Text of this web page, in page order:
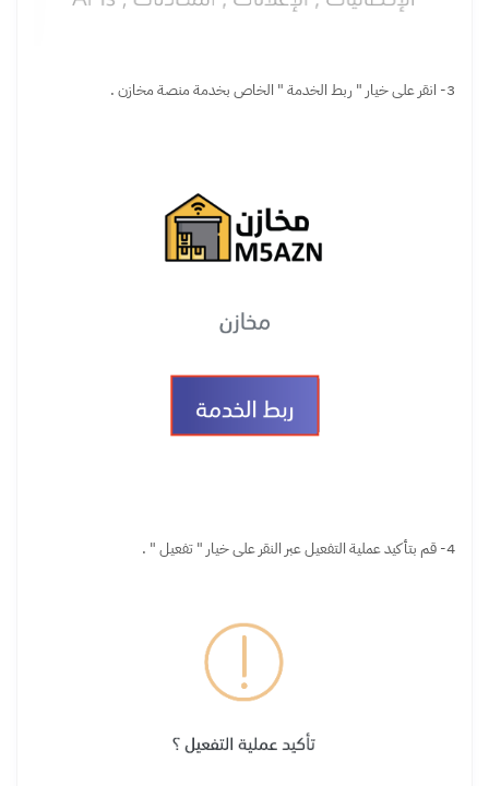
3- انقر على خيار " ربط الخدمة " الخاص بخدمة منصة مخازن .
4- قم بتأكيد عملية التفعيل عبر النقر على خيار " تفعيل " .